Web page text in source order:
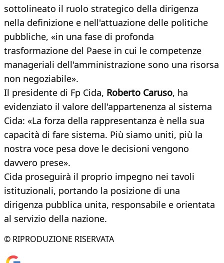
sottolineato il ruolo strategico della dirigenza
nella definizione e nell'attuazione delle politiche
pubbliche, «in una fase di profonda
trasformazione del Paese in cui le competenze
manageriali dell'amministrazione sono una risorsa
non negoziabile».
Il presidente di Fp Cida, Roberto Caruso, ha
evidenziato il valore dell'appartenenza al sistema
Cida: «La forza della rappresentanza è nella sua
capacità di fare sistema. Più siamo uniti, più la
nostra voce pesa dove le decisioni vengono
davvero prese».
Cida proseguirà il proprio impegno nei tavoli
istituzionali, portando la posizione di una
dirigenza pubblica unita, responsabile e orientata
al servizio della nazione.
© RIPRODUZIONE RISERVATA